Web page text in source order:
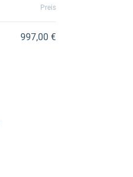
Preis
997,00 €